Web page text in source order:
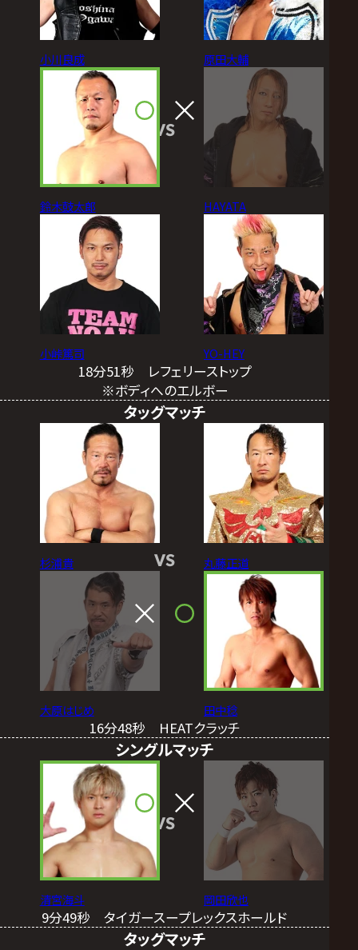
小川良成
鈴木鼓太郎
小峠篤司
VS
原田大輔
HAYATA
YO-HEY
18分51秒 レフェリーストップ
※ボディへのエルボー
タッグマッチ
杉浦貴
大原はじめ
VS 丸藤正道
田中稔
16分48秒 HEATクラッチ
シングルマッチ
清宮海斗
VS
岡田欣也
9分49秒 タイガースープレックスホールド
タッグマッチ